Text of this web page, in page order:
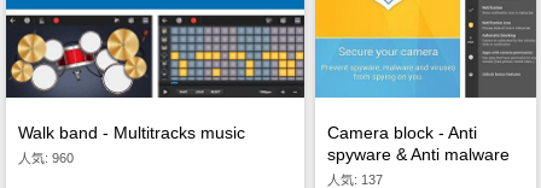
Walk band - Multitracks music
人気: 960
Camera block - Anti
spyware & Anti malware
人気: 137